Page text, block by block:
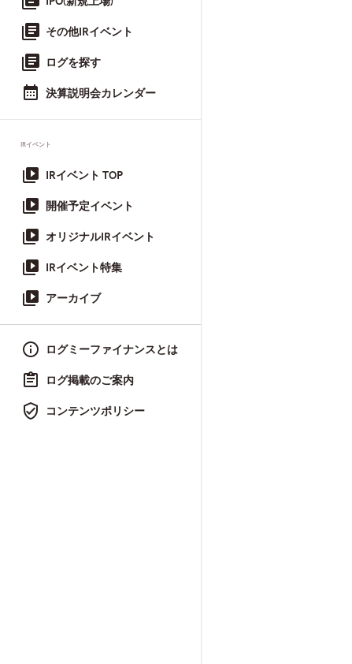
その他IRイベント
ログを探す
決算説明会カレンダー
IRイベント
IRイベント TOP
開催予定イベント
オリジナルIRイベント
IRイベント特集
アーカイブ
ログミーファイナンスとは
ログ掲載のご案内
コンテンツポリシー